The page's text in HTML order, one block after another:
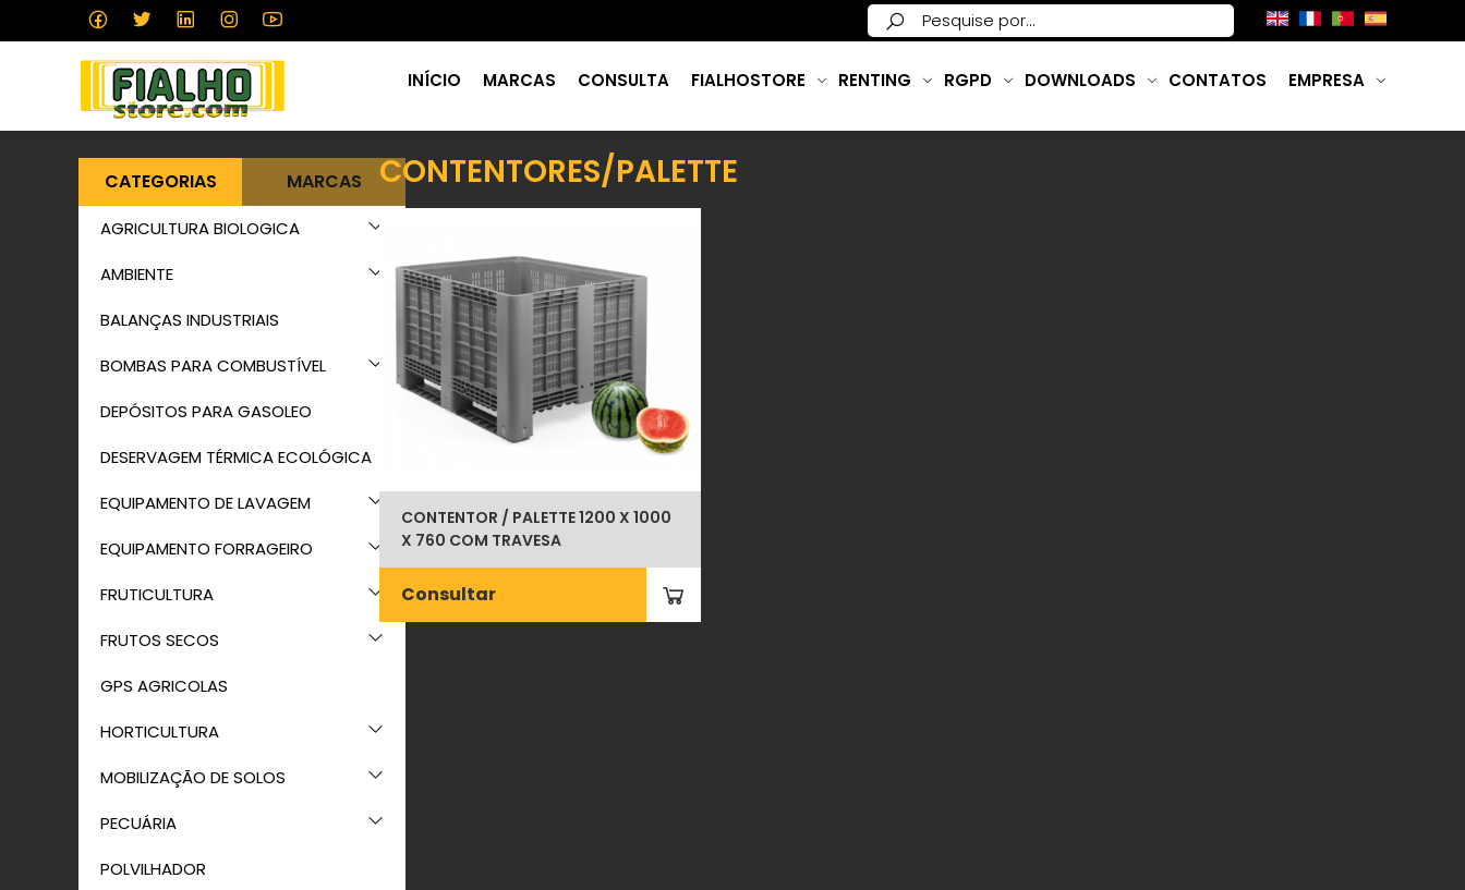
INÍCIO MARCAS CONSULTA FIALHOSTORE RENTING RGPD DOWNLOADS CONTATOS EMPRESA
CATEGORIAS MARCAS
AGRICULTURA BIOLOGICA
AMBIENTE
BALANÇAS INDUSTRIAIS
BOMBAS PARA COMBUSTÍVEL
DEPÓSITOS PARA GASOLEO
DESERVAGEM TÉRMICA ECOLÓGICA
EQUIPAMENTO DE LAVAGEM
EQUIPAMENTO FORRAGEIRO
FRUTICULTURA
FRUTOS SECOS
GPS AGRICOLAS
HORTICULTURA
MOBILIZAÇÃO DE SOLOS
PECUÁRIA
POLVILHADOR
CONTENTORES/PALETTE
CONTENTOR / PALETTE 1200 X 1000
X 760 COM TRAVESA
Consultar